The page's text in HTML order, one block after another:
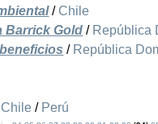
/ Chile
Barrick Gold / República
/ República
Chile / Perú